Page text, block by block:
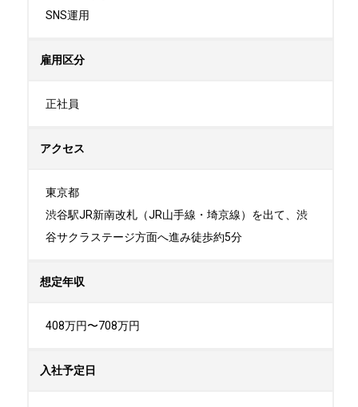
SNS運用
雇用区分
正社員
アクセス
東京都
渋谷駅JR新南改札（JR山手線・埼京線）を出て、渋
谷サクラステージ方面へ進み徒歩約5分
想定年収
408万円〜708万円
入社予定日